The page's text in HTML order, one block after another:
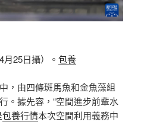
25日攝）。 包養
，由四條斑馬魚和金魚藻組
。據先容，“空間進步前輩水
包養行情本次空間利用義務中